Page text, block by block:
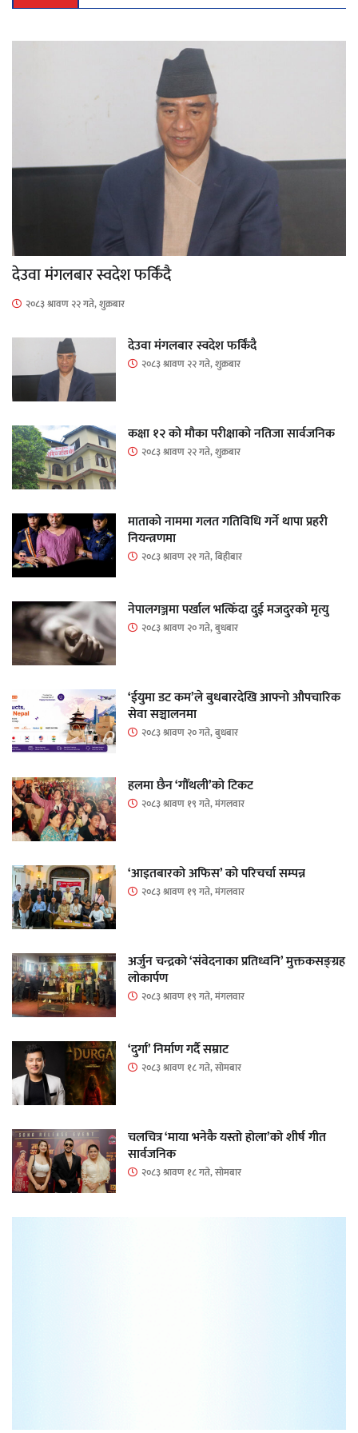
देउवा मंगलबार स्वदेश फर्किंदै
२०८३ श्रावण २२ गते, शुक्रबार
देउवा मंगलबार स्वदेश फर्किंदै
२०८३ श्रावण २२ गते, शुक्रबार
कक्षा १२ को मौका परीक्षाको नतिजा सार्वजनिक
२०८३ श्रावण २२ गते, शुक्रबार
माताकाे नाममा गलत गतिविधि गर्ने थापा प्रहरी
नियन्त्रणमा
२०८३ श्रावण २१ गते, बिहीबार
नेपालगञ्जमा पर्खाल भत्किँदा दुई मजदुरको मृत्यु
२०८३ श्रावण २० गते, बुधबार
‘ईयुमा डट कम’ले बुधबारदेखि आफ्नो औपचारिक
सेवा सञ्चालनमा
२०८३ श्रावण २० गते, बुधबार
हलमा छैन ‘गौँथली’को टिकट
२०८३ श्रावण १९ गते, मंगलवार
‘आइतबारको अफिस’ को परिचर्चा सम्पन्न
२०८३ श्रावण १९ गते, मंगलवार
अर्जुन चन्द्रको ‘संवेदनाका प्रतिध्वनि’ मुक्तकसङ्ग्रह
लोकार्पण
२०८३ श्रावण १९ गते, मंगलवार
‘दुर्गा’ निर्माण गर्दै सम्राट
२०८३ श्रावण १८ गते, सोमबार
चलचित्र ‘माया भनेकै यस्तो होला’को शीर्ष गीत
सार्वजनिक
२०८३ श्रावण १८ गते, सोमबार